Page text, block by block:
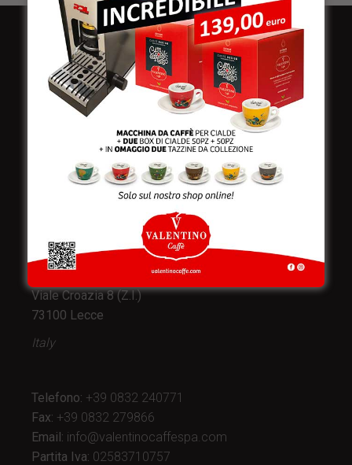
e produzione:
Viale Croazia 8 (Z.I.)
73100 Lecce
Italy
Telefono: +39 0832 240771
Fax: +39 0832 279866
Email: info@valentinocaffespa.com
Partita Iva: 02583710757